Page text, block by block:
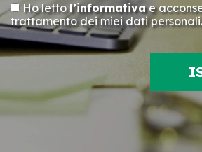
Ho lettol’informativae
trattamento dei miei dati